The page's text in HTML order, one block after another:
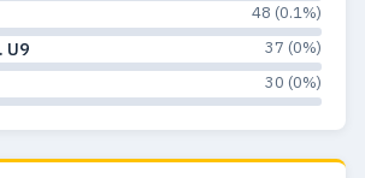
48 (0.1%)
U9 37 (0%)
30 (0%)